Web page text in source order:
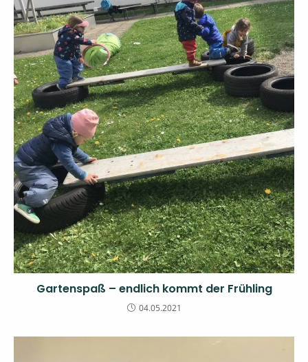
Gartenspaß – endlich kommt der Frühling
04.05.2021